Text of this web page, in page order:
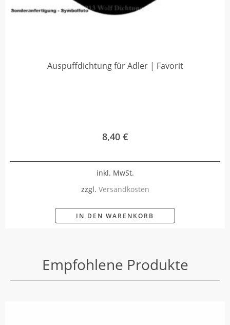
Auspuffdichtung für Adler | Favorit
8,40 €
inkl. MwSt.
zzgl. Versandkosten
IN DEN WARENKORB
Empfohlene Produkte